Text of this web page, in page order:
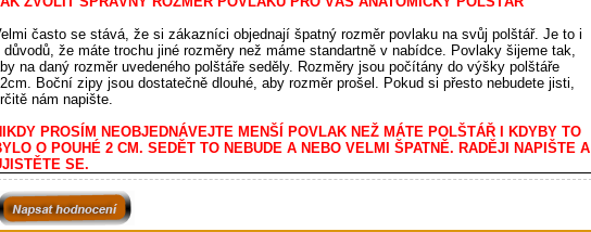
často se stává, že si zákazníci objednají špatný rozměr povlaku na svůj polštář. Je to i
důvodů, že máte trochu jiné rozměry než máme standartně v nabídce. Povlaky šijeme tak,
na daný rozměr uvedeného polštáře seděly. Rozměry jsou počítány do výšky polštáře
Boční zipy jsou dostatečně dlouhé, aby rozměr prošel. Pokud si přesto nebudete jisti,
nám napište.
PROSÍM NEOBJEDNÁVEJTE MENŠÍ POVLAK NEŽ MÁTE POLŠTÁŘ I KDYBY TO
O POUHÉ 2 CM. SEDĚT TO NEBUDE A NEBO VELMI ŠPATNĚ. RADĚJI NAPIŠTE A
SE.